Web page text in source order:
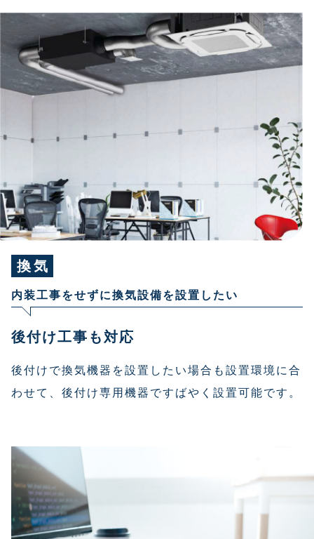
換気
内装工事をせずに換気設備を設置したい
後付け工事も対応
後付けで換気機器を設置したい場合も設置環境に合
わせて、後付け専用機器ですばやく設置可能です。